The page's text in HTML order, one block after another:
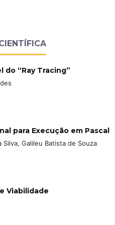
do “Ray Tracing”
para Execução em Pascal
Silva, Galileu Batista de Souza
Viabilidade